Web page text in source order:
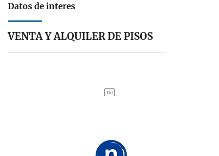
Datos de interes
VENTA Y ALQUILER DE PISOS